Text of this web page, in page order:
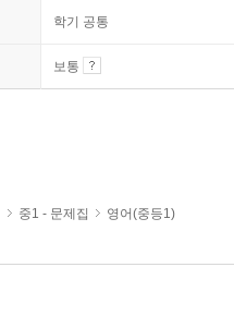
학기 공통
보통
중1 - 문제집 영어(중등1)